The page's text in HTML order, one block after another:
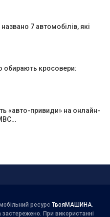
7 автомобілів, які
обирають кросовери:
«авто-привиди» на онлайн-
ресурс ТвояМАШИНА.
застережено. При використанні